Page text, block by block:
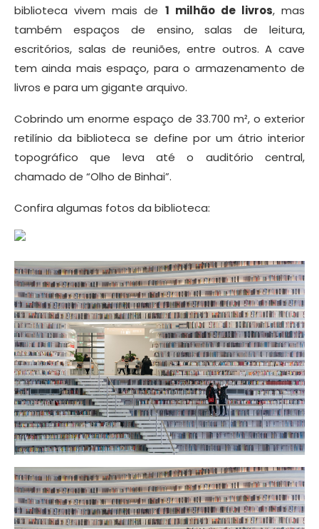
biblioteca vivem mais de 1 milhão de livros, mas
também espaços de ensino, salas de leitura,
escritórios, salas de reuniões, entre outros. A cave
tem ainda mais espaço, para o armazenamento de
livros e para um gigante arquivo.
Cobrindo um enorme espaço de 33.700 m², o exterior
retilínio da biblioteca se define por um átrio interior
topográfico que leva até o auditório central,
chamado de “Olho de Binhai”.
Confira algumas fotos da biblioteca: